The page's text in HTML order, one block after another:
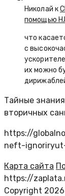
Николай к
помощью
что
с
их можно
Тайные
вторичных
https://
neft-
Карта сайта
https://
Copyright